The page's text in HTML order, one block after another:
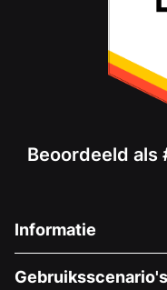
Beoordeeld als
Informatie
Gebruiksscenario's